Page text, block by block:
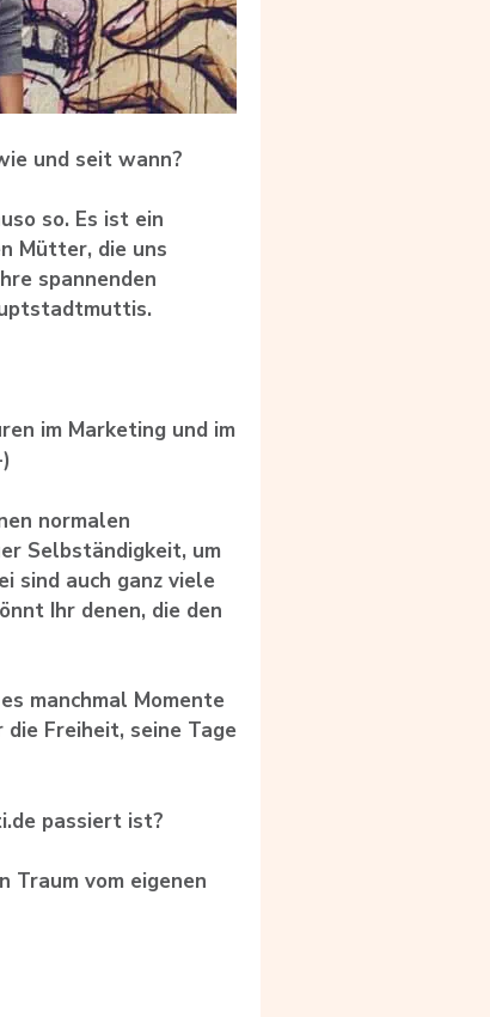
und seit wann?
so. Es ist ein
Mütter, die uns
spannenden
im Marketing und im
normalen
Selbständigkeit, um
sind auch ganz viele
Ihr denen, die den
manchmal Momente
Freiheit, seine Tage
passiert ist?
Traum vom eigenen